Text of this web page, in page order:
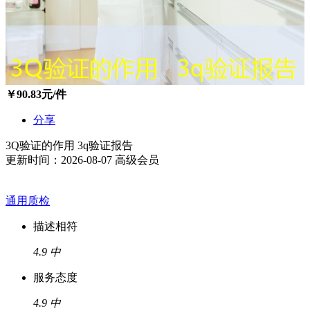
￥90.83元/件
分享
3Q验证的作用 3q验证报告
更新时间：2026-08-07 高级会员
通用质检
描述相符
4.9 中
服务态度
4.9 中